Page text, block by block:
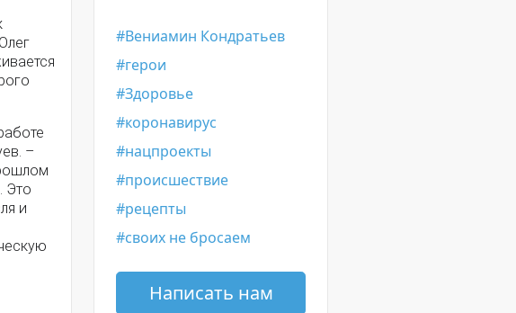
–
Это
и
Вениамин Кондратьев
герои
Здоровье
коронавирус
нацпроекты
происшествие
рецепты
своих не бросаем
Написать нам